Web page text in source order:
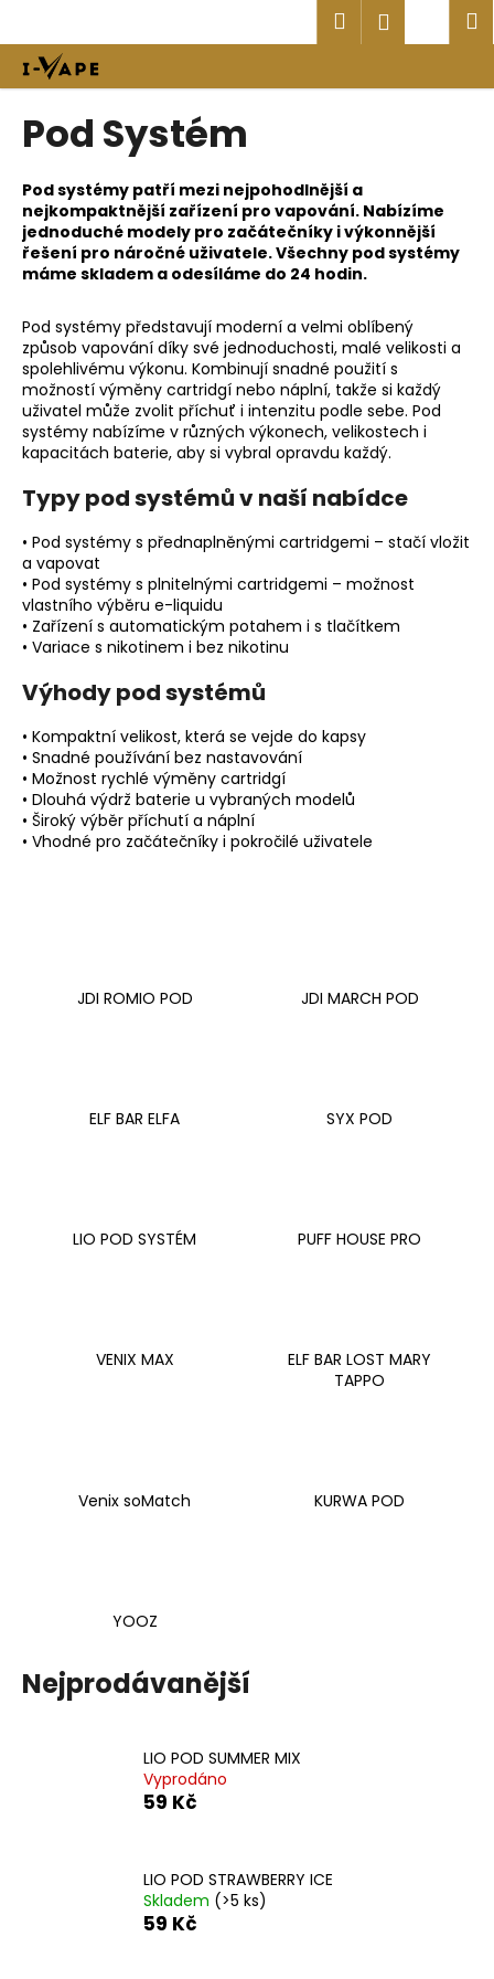
obsah
Hledat
Pod Systém
Pod systémy patří mezi nejpohodlnější a
nejkompaktnější zařízení pro vapování. Nabízíme
jednoduché modely pro začátečníky i výkonnější
řešení pro náročné uživatele. Všechny pod systémy
máme skladem a odesíláme do 24 hodin.
Pod systémy představují moderní a velmi oblíbený
způsob vapování díky své jednoduchosti, malé velikosti a
spolehlivému výkonu. Kombinují snadné použití s
možností výměny cartridgí nebo náplní, takže si každý
uživatel může zvolit příchuť i intenzitu podle sebe. Pod
systémy nabízíme v různých výkonech, velikostech i
kapacitách baterie, aby si vybral opravdu každý.
Typy pod systémů v naší nabídce
• Pod systémy s přednaplněnými cartridgemi – stačí vložit
a vapovat
• Pod systémy s plnitelnými cartridgemi – možnost
vlastního výběru e-liquidu
• Zařízení s automatickým potahem i s tlačítkem
• Variace s nikotinem i bez nikotinu
Výhody pod systémů
• Kompaktní velikost, která se vejde do kapsy
• Snadné používání bez nastavování
• Možnost rychlé výměny cartridgí
• Dlouhá výdrž baterie u vybraných modelů
• Široký výběr příchutí a náplní
• Vhodné pro začátečníky i pokročilé uživatele
JDI ROMIO POD JDI MARCH POD
ELF BAR ELFA SYX POD
LIO POD SYSTÉM PUFF HOUSE PRO
VENIX MAX
ELF BAR LOST MARY
TAPPO
Venix soMatch KURWA POD
YOOZ
Nejprodávanější
LIO POD SUMMER MIX
Vyprodáno
59 Kč
LIO POD STRAWBERRY ICE
Skladem (>5 ks)
59 Kč
o
í
Zpět
Zpět
C
o
p
o
t
ř
b
u
j
e
t
e
n
a
j
í
t
?
HLEDAT
D